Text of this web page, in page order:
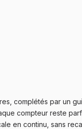
complétés par un
compteur reste
en continu, sans